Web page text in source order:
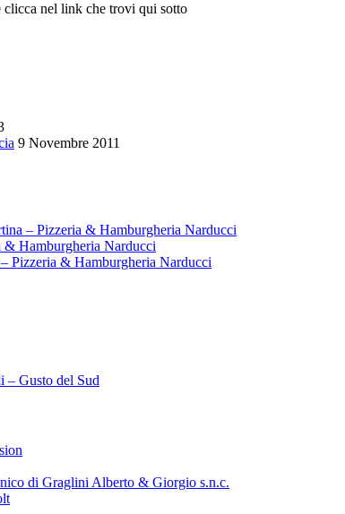
clicca nel link che trovi qui sotto
9 Novembre 2011
– Pizzeria & Hamburgheria Narducci
Hamburgheria Narducci
Pizzeria & Hamburgheria Narducci
– Gusto del Sud
di Graglini Alberto & Giorgio s.n.c.